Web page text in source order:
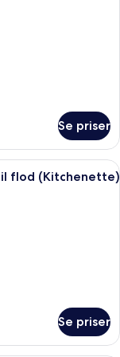
Se priser
hotelværelse med
flod (Kitchenette)
Se priser